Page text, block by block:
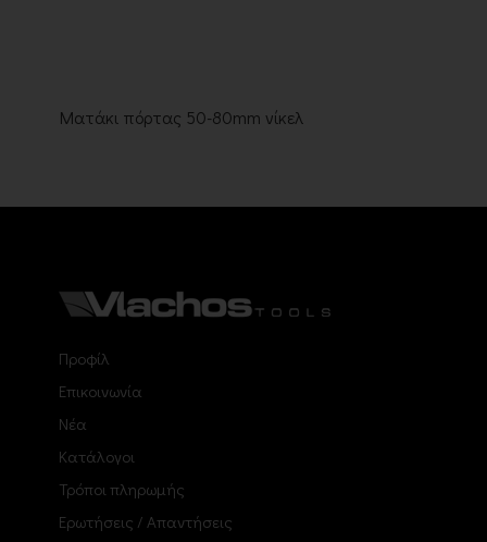
Ματάκι πόρτας 50-80mm νίκελ
Προφίλ
Επικοινωνία
Νέα
Κατάλογοι
Τρόποι πληρωμής
Ερωτήσεις / Απαντήσεις